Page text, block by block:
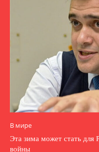
В мире
Эта зима может стать для
войны